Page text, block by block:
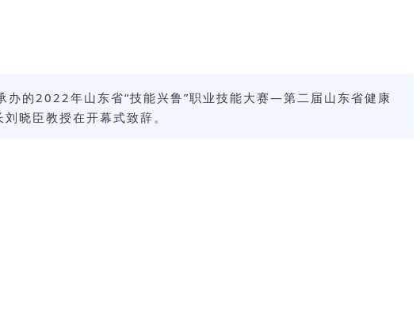
办的2022年山东省“技能兴鲁”职业技能大赛—第二届山东省健康
晓臣教授在开幕式致辞。